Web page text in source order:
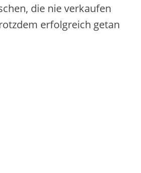
die nie verkaufen
erfolgreich getan